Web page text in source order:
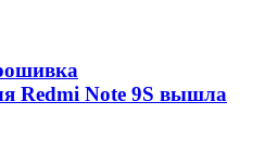
Redmi Note 9S вышла